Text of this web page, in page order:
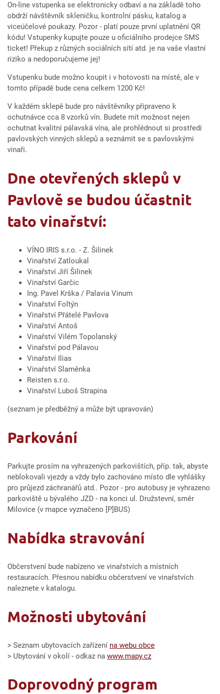
On-line vstupenka se elektronicky odbaví a na základě toho
obdrží návštěvník skleničku, kontrolní pásku, katalog a
viceúčelové poukazy. Pozor - platí pouze první uplatnění QR
kódu! Vstupenky kupujte pouze u oficiálního prodejce SMS
ticket! Překup z různých sociálních sítí atd. je na vaše vlastní
riziko a nedoporučujeme jej!
Vstupenku bude možno koupit i v hotovosti na místě, ale v
tomto případě bude cena celkem 1200 Kč!
V každém sklepě bude pro návštěvníky připraveno k
ochutnávce cca 8 vzorků vín. Budete mít možnost nejen
ochutnat kvalitní pálavská vína, ale prohlédnout si prostředí
pavlovských vinných sklepů a seznámit se s pavlovskými
vinaři.
Dne otevřených sklepů v
Pavlově se budou účastnit
tato vinařství:
VÍNO IRIS s.r.o. - Z. Šilinek
Vinařství Zatloukal
Vinařství Jiří Šilinek
Vinařství Garčic
Ing. Pavel Krška / Palavia Vinum
Vinařství Foltýn
Vinařství Přátelé Pavlova
Vinařství Antoš
Vinařství Vilém Topolanský
Vinařství pod Pálavou
Vinařství Ilias
Vinařství Slaměnka
Reisten s.r.o.
Vinařství Luboš Strapina
(seznam je předběžný a může být upravován)
Parkování
Parkujte prosím na vyhrazených parkovištích, příp. tak, abyste
neblokovali vjezdy a vždy bylo zachováno místo dle vyhlášky
pro průjezd záchranářů atd.. Pozor - pro autobusy je vyhrazeno
parkoviště u bývalého JZD - na konci ul. Družstevní, směr
Milovice (v mapce vyznačeno [P]BUS)
Nabídka stravování
Občerstvení bude nabízeno ve vinařstvích a místních
restauracích. Přesnou nabídku občerstvení ve vinařstvích
naleznete v katalogu.
Možnosti ubytování
> Seznam ubytovacích zařízení na webu obce
> Ubytování v okolí - odkaz na www.mapy.cz
Doprovodný program